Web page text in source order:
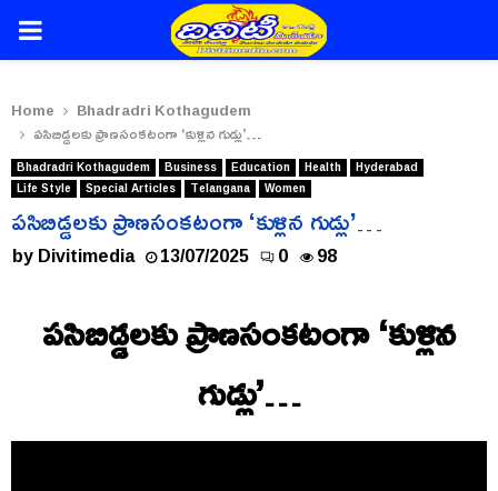
PRIMARY
Home
Bhadradri Kothagudem
పసిబిడ్డలకు ప్రాణసంకటంగా ‘కుళ్లిన గుడ్లు’…
Bhadradri Kothagudem Business Education Health
Hyderabad
Life Style
Special Articles Telangana Women
పసిబిడ్డలకు ప్రాణసంకటంగా ‘కుళ్లిన గుడ్లు’…
byDivitimedia 13/07/2025 0 98
పసిబిడ్డలకు ప్రాణసంకటంగా ‘కుళ్లిన
గుడ్లు’…